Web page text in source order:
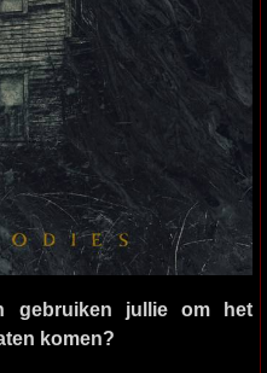
gebruiken jullie om het
komen?